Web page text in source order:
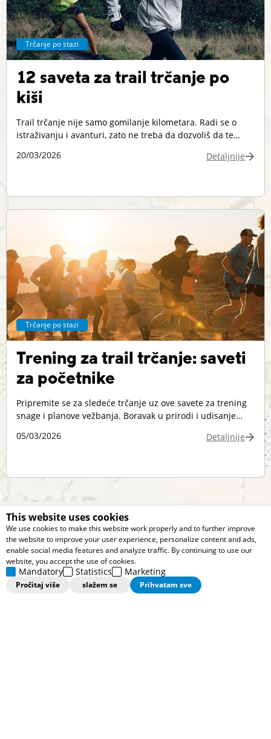
Trčanje po stazi
12 saveta za trail trčanje po
kiši
Trail trčanje nije samo gomilanje kilometara. Radi se o
istraživanju i avanturi, zato ne treba da dozvoliš da te
odličan je vid treninga i sjajan način da razbiješ rutinu
20/03/2026 Detaljnije
Trčanje po stazi
Trening za trail trčanje: saveti
za početnike
Pripremite se za sledeće trčanje uz ove savete za trening
snage i planove vežbanja. Boravak u prirodi i udisanje
odoleti. Pored toga što pozitivno utiče na mentalno
dodatnog treninga za druge aktivnosti poput nordijskog
skijanja, plivanja, planinarenja i mnogih drugih sportova.
05/03/2026 Detaljnije
Pomoć pri kupovini
Korisnički servis
Informacije
This website uses cookies
We use cookies to make this website work properly and to further improve
the website to improve your user experience, personalize content and ads,
enable social media features and analyze traffic. By continuing to use our
website, you accept the use of cookies.
Mandatory Statistics Marketing
Pročitaj više slažem se Prihvatam sve